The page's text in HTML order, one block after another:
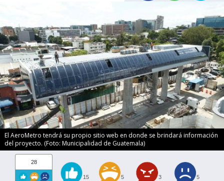
El AeroMetro tendrá su propio sitio web en donde se brindará información
del proyecto. (Foto: Municipalidad de Guatemala)
28
15 5 3 5